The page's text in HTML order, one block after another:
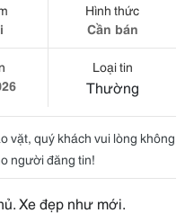
Hình thức
Cần bán
Loại tin
Thường
vặt, quý khách vui lòng không
người đăng tin!
Xe đẹp như mới.